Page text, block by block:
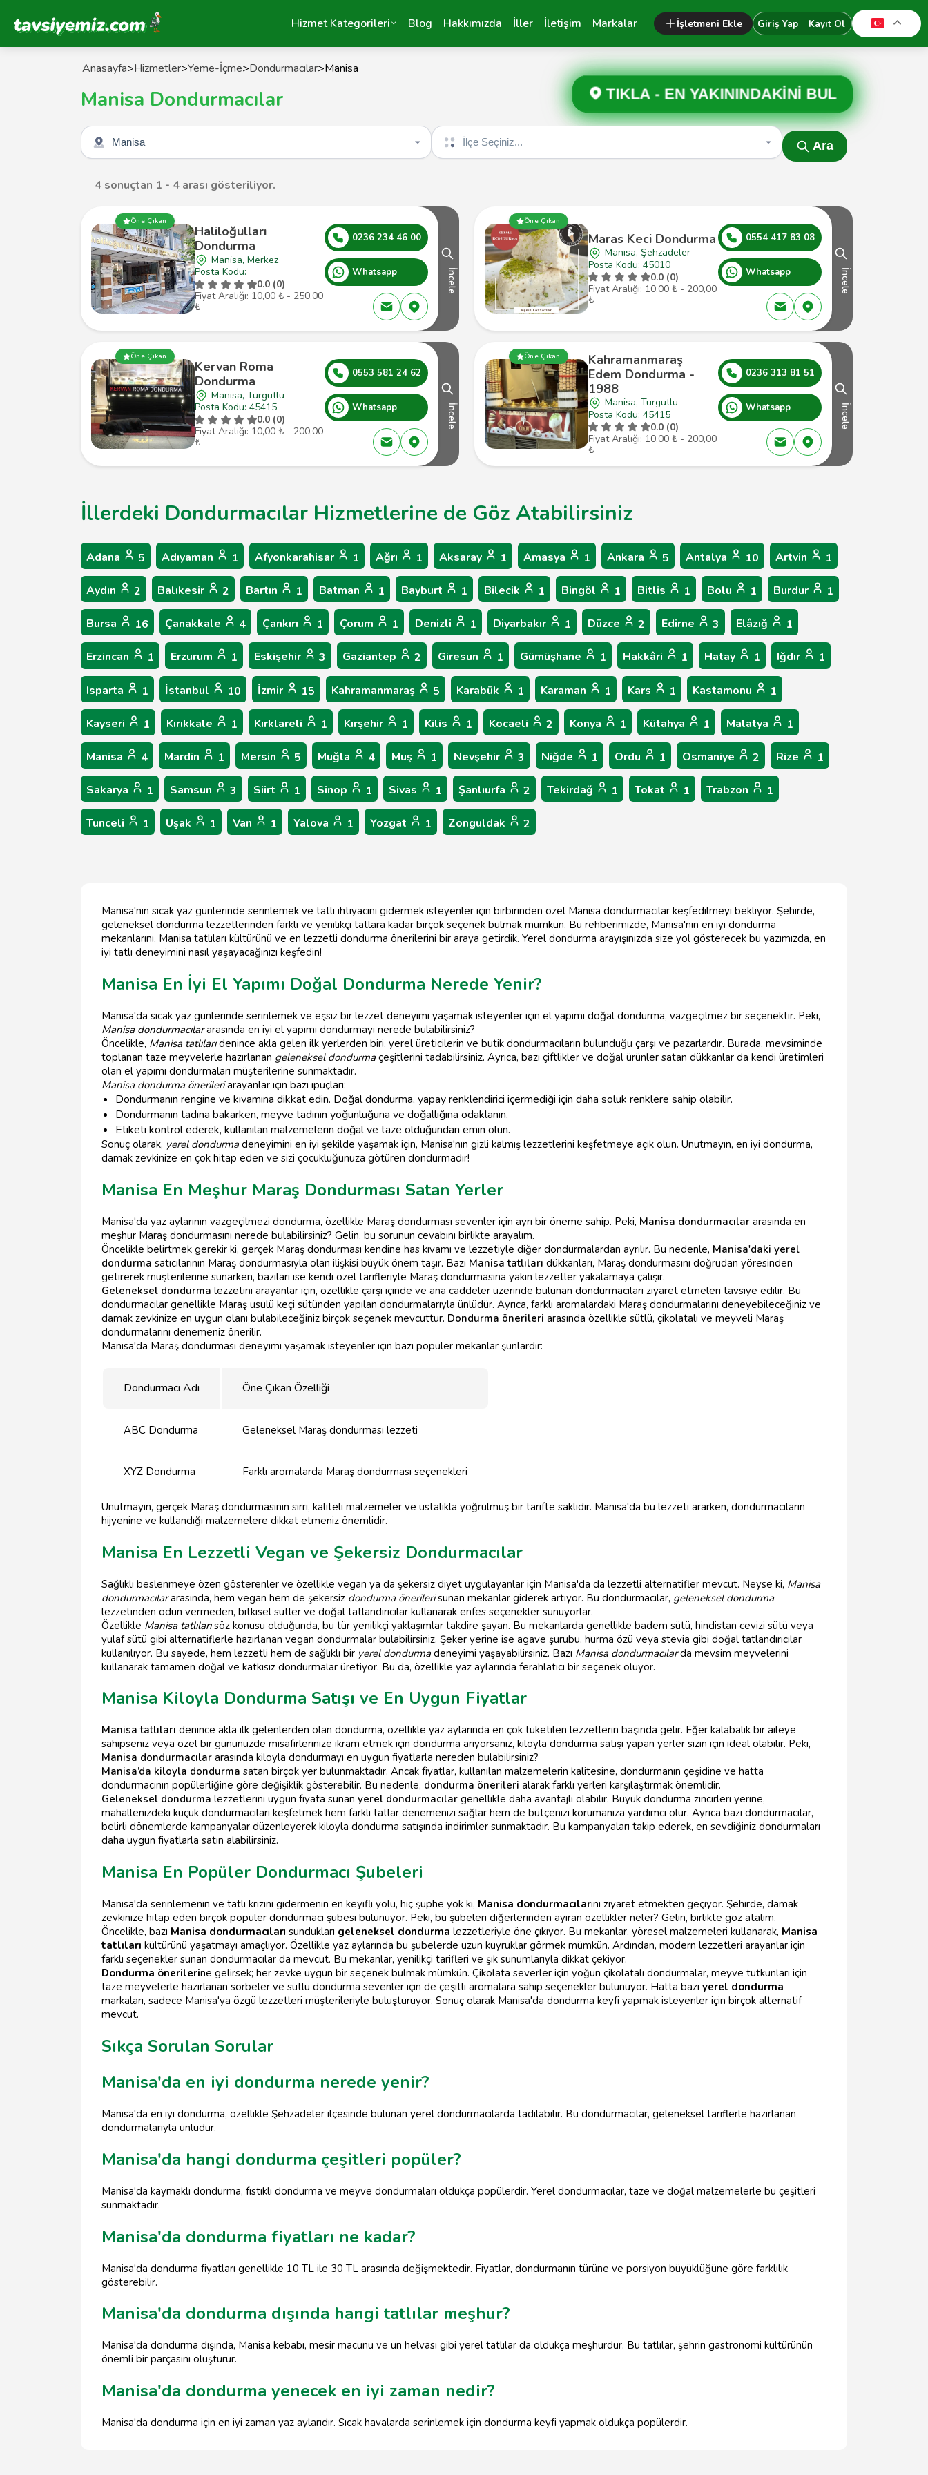
Tavsiyemiz Anasayfa Hizmet Kategorileri Blog Hakkımızda İller İletişim Markalar İşletmeni Ekle Giriş Yap Kayıt Ol
Anasayfa>Hizmetler>Yeme-İçme>Dondurmacılar>Manisa
Manisa Dondurmacılar TIKLA - EN YAKININDAKİNİ BUL
Şehir seçin İlçe seçin
Ara
4 sonuçtan 1 - 4 arası gösteriliyor.
Öne Çıkan
Haliloğulları
Dondurma
Manisa, Merkez
Posta Kodu:
0.0 (0)
Fiyat Aralığı: 10,00 ₺ - 250,00
₺
0236 234 46 00
Whatsapp İncele
Öne Çıkan
Maras Keci Dondurma
Manisa, Şehzadeler
Posta Kodu: 45010
0.0 (0)
Fiyat Aralığı: 10,00 ₺ - 200,00
₺
0554 417 83 08
Whatsapp İncele
Öne Çıkan
Kervan Roma
Dondurma
Manisa, Turgutlu
Posta Kodu: 45415
0.0 (0)
Fiyat Aralığı: 10,00 ₺ - 200,00
₺
0553 581 24 62
Whatsapp İncele
Öne Çıkan
Kahramanmaraş
Edem Dondurma -
1988
Manisa, Turgutlu
Posta Kodu: 45415
0.0 (0)
Fiyat Aralığı: 10,00 ₺ - 200,00
₺
0236 313 81 51
Whatsapp İncele
İllerdeki Dondurmacılar Hizmetlerine de Göz Atabilirsiniz
Adana 5 Adıyaman 1 Afyonkarahisar 1 Ağrı 1 Aksaray 1 Amasya 1 Ankara 5 Antalya 10 Artvin 1
Aydın 2 Balıkesir 2 Bartın 1 Batman 1 Bayburt 1 Bilecik 1 Bingöl 1 Bitlis 1 Bolu 1 Burdur 1
Bursa 16 Çanakkale 4 Çankırı 1 Çorum 1 Denizli 1 Diyarbakır 1 Düzce 2 Edirne 3 Elâzığ 1
Erzincan 1 Erzurum 1 Eskişehir 3 Gaziantep 2 Giresun 1 Gümüşhane 1 Hakkâri 1 Hatay 1 Iğdır 1
Isparta 1 İstanbul 10 İzmir 15 Kahramanmaraş 5 Karabük 1 Karaman 1 Kars 1 Kastamonu 1
Kayseri 1 Kırıkkale 1 Kırklareli 1 Kırşehir 1 Kilis 1 Kocaeli 2 Konya 1 Kütahya 1 Malatya 1
Manisa 4 Mardin 1 Mersin 5 Muğla 4 Muş 1 Nevşehir 3 Niğde 1 Ordu 1 Osmaniye 2 Rize 1
Sakarya 1 Samsun 3 Siirt 1 Sinop 1 Sivas 1 Şanlıurfa 2 Tekirdağ 1 Tokat 1 Trabzon 1
Tunceli 1 Uşak 1 Van 1 Yalova 1 Yozgat 1 Zonguldak 2
Manisa'nın sıcak yaz günlerinde serinlemek ve tatlı ihtiyacını gidermek isteyenler için birbirinden özel Manisa dondurmacılar keşfedilmeyi bekliyor. Şehirde,
geleneksel dondurma lezzetlerinden farklı ve yenilikçi tatlara kadar birçok seçenek bulmak mümkün. Bu rehberimizde, Manisa'nın en iyi dondurma
mekanlarını, Manisa tatlıları kültürünü ve en lezzetli dondurma önerilerini bir araya getirdik. Yerel dondurma arayışınızda size yol gösterecek bu yazımızda, en
iyi tatlı deneyimini nasıl yaşayacağınızı keşfedin!
Manisa En İyi El Yapımı Doğal Dondurma Nerede Yenir?
Manisa'da sıcak yaz günlerinde serinlemek ve eşsiz bir lezzet deneyimi yaşamak isteyenler için el yapımı doğal dondurma, vazgeçilmez bir seçenektir. Peki,
Manisa dondurmacılararasında en iyi el yapımı dondurmayı nerede bulabilirsiniz?
Öncelikle, Manisa tatlılarıdenince akla gelen ilk yerlerden biri, yerel üreticilerin ve butik dondurmacıların bulunduğu çarşı ve pazarlardır. Burada, mevsiminde
toplanan taze meyvelerle hazırlanan geleneksel dondurmaçeşitlerini tadabilirsiniz. Ayrıca, bazı çiftlikler ve doğal ürünler satan dükkanlar da kendi üretimleri
olan el yapımı dondurmaları müşterilerine sunmaktadır.
Manisa dondurma önerileriarayanlar için bazı ipuçları:
Dondurmanın rengine ve kıvamına dikkat edin. Doğal dondurma, yapay renklendirici içermediği için daha soluk renklere sahip olabilir.
Dondurmanın tadına bakarken, meyve tadının yoğunluğuna ve doğallığına odaklanın.
Etiketi kontrol ederek, kullanılan malzemelerin doğal ve taze olduğundan emin olun.
Sonuç olarak, yerel dondurmadeneyimini en iyi şekilde yaşamak için, Manisa'nın gizli kalmış lezzetlerini keşfetmeye açık olun. Unutmayın, en iyi dondurma,
damak zevkinize en çok hitap eden ve sizi çocukluğunuza götüren dondurmadır!
Manisa En Meşhur Maraş Dondurması Satan Yerler
Manisa'da yaz aylarının vazgeçilmezi dondurma, özellikle Maraş dondurması sevenler için ayrı bir öneme sahip. Peki, Manisa dondurmacılar arasında en
meşhur Maraş dondurmasını nerede bulabilirsiniz? Gelin, bu sorunun cevabını birlikte arayalım.
Öncelikle belirtmek gerekir ki, gerçek Maraş dondurması kendine has kıvamı ve lezzetiyle diğer dondurmalardan ayrılır. Bu nedenle, Manisa'daki yerel
dondurma satıcılarının Maraş dondurmasıyla olan ilişkisi büyük önem taşır. Bazı Manisa tatlıları dükkanları, Maraş dondurmasını doğrudan yöresinden
getirerek müşterilerine sunarken, bazıları ise kendi özel tarifleriyle Maraş dondurmasına yakın lezzetler yakalamaya çalışır.
Geleneksel dondurma lezzetini arayanlar için, özellikle çarşı içinde ve ana caddeler üzerinde bulunan dondurmacıları ziyaret etmeleri tavsiye edilir. Bu
dondurmacılar genellikle Maraş usulü keçi sütünden yapılan dondurmalarıyla ünlüdür. Ayrıca, farklı aromalardaki Maraş dondurmalarını deneyebileceğiniz ve
damak zevkinize en uygun olanı bulabileceğiniz birçok seçenek mevcuttur. Dondurma önerileri arasında özellikle sütlü, çikolatalı ve meyveli Maraş
dondurmalarını denemeniz önerilir.
Manisa'da Maraş dondurması deneyimi yaşamak isteyenler için bazı popüler mekanlar şunlardır:
Dondurmacı Adı Öne Çıkan Özelliği
ABC Dondurma Geleneksel Maraş dondurması lezzeti
XYZ Dondurma Farklı aromalarda Maraş dondurması seçenekleri
Unutmayın, gerçek Maraş dondurmasının sırrı, kaliteli malzemeler ve ustalıkla yoğrulmuş bir tarifte saklıdır. Manisa'da bu lezzeti ararken, dondurmacıların
hijyenine ve kullandığı malzemelere dikkat etmeniz önemlidir.
Manisa En Lezzetli Vegan ve Şekersiz Dondurmacılar
Sağlıklı beslenmeye özen gösterenler ve özellikle vegan ya da şekersiz diyet uygulayanlar için Manisa'da da lezzetli alternatifler mevcut. Neyse ki, Manisa
dondurmacılararasında, hem vegan hem de şekersiz dondurma önerilerisunan mekanlar giderek artıyor. Bu dondurmacılar, geleneksel dondurma
lezzetinden ödün vermeden, bitkisel sütler ve doğal tatlandırıcılar kullanarak enfes seçenekler sunuyorlar.
Özellikle Manisa tatlılarısöz konusu olduğunda, bu tür yenilikçi yaklaşımlar takdire şayan. Bu mekanlarda genellikle badem sütü, hindistan cevizi sütü veya
yulaf sütü gibi alternatiflerle hazırlanan vegan dondurmalar bulabilirsiniz. Şeker yerine ise agave şurubu, hurma özü veya stevia gibi doğal tatlandırıcılar
kullanılıyor. Bu sayede, hem lezzetli hem de sağlıklı bir yerel dondurmadeneyimi yaşayabilirsiniz. Bazı Manisa dondurmacılarda mevsim meyvelerini
kullanarak tamamen doğal ve katkısız dondurmalar üretiyor. Bu da, özellikle yaz aylarında ferahlatıcı bir seçenek oluyor.
Manisa Kiloyla Dondurma Satışı ve En Uygun Fiyatlar
Manisa tatlıları denince akla ilk gelenlerden olan dondurma, özellikle yaz aylarında en çok tüketilen lezzetlerin başında gelir. Eğer kalabalık bir aileye
sahipseniz veya özel bir gününüzde misafirlerinize ikram etmek için dondurma arıyorsanız, kiloyla dondurma satışı yapan yerler sizin için ideal olabilir. Peki,
Manisa dondurmacılar arasında kiloyla dondurmayı en uygun fiyatlarla nereden bulabilirsiniz?
Manisa’da kiloyla dondurma satan birçok yer bulunmaktadır. Ancak fiyatlar, kullanılan malzemelerin kalitesine, dondurmanın çeşidine ve hatta
dondurmacının popülerliğine göre değişiklik gösterebilir. Bu nedenle, dondurma önerileri alarak farklı yerleri karşılaştırmak önemlidir.
Geleneksel dondurma lezzetlerini uygun fiyata sunan yerel dondurmacılar genellikle daha avantajlı olabilir. Büyük dondurma zincirleri yerine,
mahallenizdeki küçük dondurmacıları keşfetmek hem farklı tatlar denemenizi sağlar hem de bütçenizi korumanıza yardımcı olur. Ayrıca bazı dondurmacılar,
belirli dönemlerde kampanyalar düzenleyerek kiloyla dondurma satışında indirimler sunmaktadır. Bu kampanyaları takip ederek, en sevdiğiniz dondurmaları
daha uygun fiyatlarla satın alabilirsiniz.
Manisa En Popüler Dondurmacı Şubeleri
Manisa'da serinlemenin ve tatlı krizini gidermenin en keyifli yolu, hiç şüphe yok ki, Manisa dondurmacılarını ziyaret etmekten geçiyor. Şehirde, damak
zevkinize hitap eden birçok popüler dondurmacı şubesi bulunuyor. Peki, bu şubeleri diğerlerinden ayıran özellikler neler? Gelin, birlikte göz atalım.
Öncelikle, bazı Manisa dondurmacıları sundukları geleneksel dondurma lezzetleriyle öne çıkıyor. Bu mekanlar, yöresel malzemeleri kullanarak, Manisa
tatlıları kültürünü yaşatmayı amaçlıyor. Özellikle yaz aylarında bu şubelerde uzun kuyruklar görmek mümkün. Ardından, modern lezzetleri arayanlar için
farklı seçenekler sunan dondurmacılar da mevcut. Bu mekanlar, yenilikçi tarifleri ve şık sunumlarıyla dikkat çekiyor.
Dondurma önerilerine gelirsek; her zevke uygun bir seçenek bulmak mümkün. Çikolata severler için yoğun çikolatalı dondurmalar, meyve tutkunları için
taze meyvelerle hazırlanan sorbeler ve sütlü dondurma sevenler için de çeşitli aromalara sahip seçenekler bulunuyor. Hatta bazı yerel dondurma
markaları, sadece Manisa'ya özgü lezzetleri müşterileriyle buluşturuyor. Sonuç olarak Manisa'da dondurma keyfi yapmak isteyenler için birçok alternatif
mevcut.
Sıkça Sorulan Sorular
Manisa'da en iyi dondurma nerede yenir?
Manisa'da en iyi dondurma, özellikle Şehzadeler ilçesinde bulunan yerel dondurmacılarda tadılabilir. Bu dondurmacılar, geleneksel tariflerle hazırlanan
dondurmalarıyla ünlüdür.
Manisa'da hangi dondurma çeşitleri popüler?
Manisa'da kaymaklı dondurma, fıstıklı dondurma ve meyve dondurmaları oldukça popülerdir. Yerel dondurmacılar, taze ve doğal malzemelerle bu çeşitleri
sunmaktadır.
Manisa'da dondurma fiyatları ne kadar?
Manisa'da dondurma fiyatları genellikle 10 TL ile 30 TL arasında değişmektedir. Fiyatlar, dondurmanın türüne ve porsiyon büyüklüğüne göre farklılık
gösterebilir.
Manisa'da dondurma dışında hangi tatlılar meşhur?
Manisa'da dondurma dışında, Manisa kebabı, mesir macunu ve un helvası gibi yerel tatlılar da oldukça meşhurdur. Bu tatlılar, şehrin gastronomi kültürünün
önemli bir parçasını oluşturur.
Manisa'da dondurma yenecek en iyi zaman nedir?
Manisa'da dondurma için en iyi zaman yaz aylarıdır. Sıcak havalarda serinlemek için dondurma keyfi yapmak oldukça popülerdir.